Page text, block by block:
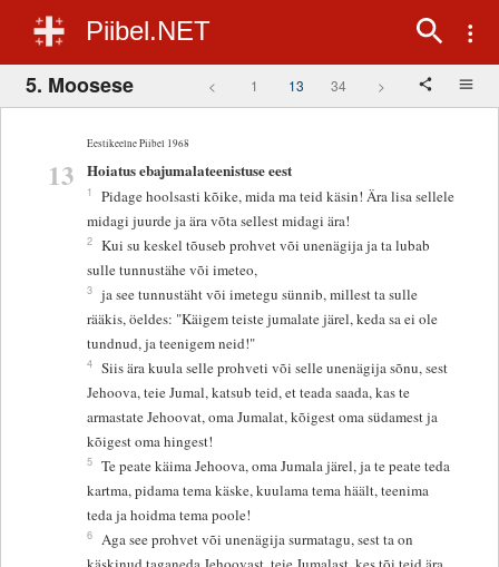
Piibel.NET
5. Moosese < 1 13 34 >
Eestikeelne Piibel 1968
13 Hoiatus ebajumalateenistuse eest
1
Pidage hoolsasti kõike, mida ma teid käsin! Ära lisa sellele
midagi juurde ja ära võta sellest midagi ära!
2 Kui su keskel tõuseb prohvet või unenägija ja ta lubab
sulle tunnustähe või imeteo,
3 ja see tunnustäht või imetegu sünnib, millest ta sulle
rääkis, öeldes: "Käigem teiste jumalate järel, keda sa ei ole
tundnud, ja teenigem neid!"
4 Siis ära kuula selle prohveti või selle unenägija sõnu, sest
Jehoova, teie Jumal, katsub teid, et teada saada, kas te
armastate Jehoovat, oma Jumalat, kõigest oma südamest ja
kõigest oma hingest!
5 Te peate käima Jehoova, oma Jumala järel, ja te peate teda
kartma, pidama tema käske, kuulama tema häält, teenima
teda ja hoidma tema poole!
6 Aga see prohvet või unenägija surmatagu, sest ta on